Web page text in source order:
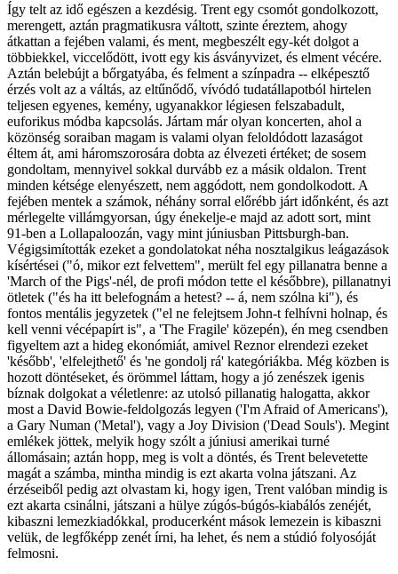
Így telt az idő egészen a kezdésig. Trent egy csomót gondolkozott,
merengett, aztán pragmatikusra váltott, szinte éreztem, ahogy
átkattan a fejében valami, és ment, megbeszélt egy-két dolgot a
többiekkel, viccelődött, ivott egy kis ásványvizet, és elment vécére.
Aztán belebújt a bőrgatyába, és felment a színpadra -- elképesztő
érzés volt az a váltás, az eltűnődő, vívódó tudatállapotból hirtelen
teljesen egyenes, kemény, ugyanakkor légiesen felszabadult,
euforikus módba kapcsolás. Jártam már olyan koncerten, ahol a
közönség soraiban magam is valami olyan feloldódott lazaságot
éltem át, ami háromszorosára dobta az élvezeti értéket; de sosem
gondoltam, mennyivel sokkal durvább ez a másik oldalon. Trent
minden kétsége elenyészett, nem aggódott, nem gondolkodott. A
fejében mentek a számok, néhány sorral előrébb járt időnként, és azt
mérlegelte villámgyorsan, úgy énekelje-e majd az adott sort, mint
91-ben a Lollapaloozán, vagy mint júniusban Pittsburgh-ban.
Végigsimították ezeket a gondolatokat néha nosztalgikus leágazások
kísértései ("ó, mikor ezt felvettem", merült fel egy pillanatra benne a
'March of the Pigs'-nél, de profi módon tette el későbbre), pillanatnyi
ötletek ("és ha itt belefognám a hetest? -- á, nem szólna ki"), és
fontos mentális jegyzetek ("el ne felejtsem John-t felhívni holnap, és
kell venni vécépapírt is", a 'The Fragile' közepén), én meg csendben
figyeltem azt a hideg ekonómiát, amivel Reznor elrendezi ezeket
'később', 'elfelejthető' és 'ne gondolj rá' kategóriákba. Még közben is
hozott döntéseket, és örömmel láttam, hogy a jó zenészek igenis
bíznak dolgokat a véletlenre: az utolsó pillanatig halogatta, akkor
most a David Bowie-feldolgozás legyen ('I'm Afraid of Americans'),
a Gary Numan ('Metal'), vagy a Joy Division ('Dead Souls'). Megint
emlékek jöttek, melyik hogy szólt a júniusi amerikai turné
állomásain; aztán hopp, meg is volt a döntés, és Trent belevetette
magát a számba, mintha mindig is ezt akarta volna játszani. Az
érzéseiből pedig azt olvastam ki, hogy igen, Trent valóban mindig is
ezt akarta csinálni, játszani a hülye zúgós-búgós-kiabálós zenéjét,
kibaszni lemezkiadókkal, producerként mások lemezein is kibaszni
velük, de legfőképp zenét írni, ha lehet, és nem a stúdió folyosóját
felmosni.